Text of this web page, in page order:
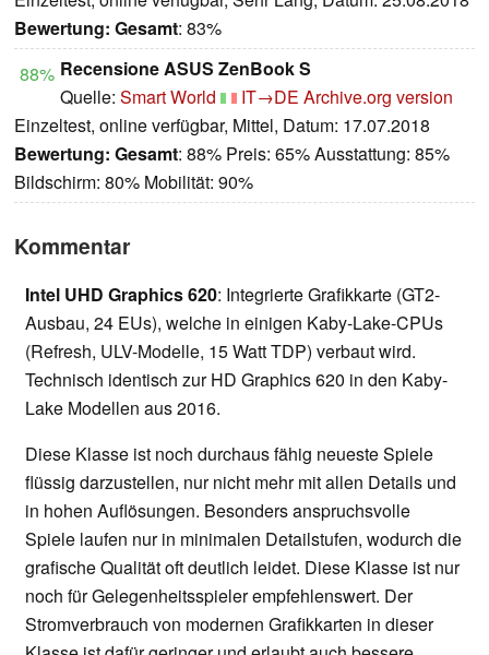
Bewertung: Gesamt: 83%
88% Recensione ASUS ZenBook S
Quelle: Smart World IT→DE Archive.org version
Einzeltest, online verfügbar, Mittel, Datum: 17.07.2018
Bewertung: Gesamt: 88% Preis: 65% Ausstattung: 85%
Bildschirm: 80% Mobilität: 90%
Kommentar
Intel UHD Graphics 620: Integrierte Grafikkarte (GT2-
Ausbau, 24 EUs), welche in einigen Kaby-Lake-CPUs
(Refresh, ULV-Modelle, 15 Watt TDP) verbaut wird.
Technisch identisch zur HD Graphics 620 in den Kaby-
Lake Modellen aus 2016.
Diese Klasse ist noch durchaus fähig neueste Spiele
flüssig darzustellen, nur nicht mehr mit allen Details und
in hohen Auflösungen. Besonders anspruchsvolle
Spiele laufen nur in minimalen Detailstufen, wodurch die
grafische Qualität oft deutlich leidet. Diese Klasse ist nur
noch für Gelegenheitsspieler empfehlenswert. Der
Stromverbrauch von modernen Grafikkarten in dieser